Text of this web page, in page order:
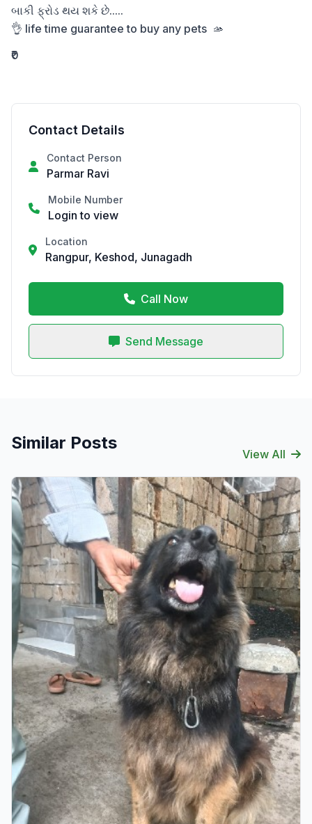
બાકી ફ્રોડ થય શકે છે.....
👌 life time guarantee to buy any pets  🫴
₹0
Contact Details
Contact Person
Parmar Ravi
Mobile Number
Login to view
Location
Rangpur, Keshod, Junagadh
Call Now
Send Message
Similar Posts
View All